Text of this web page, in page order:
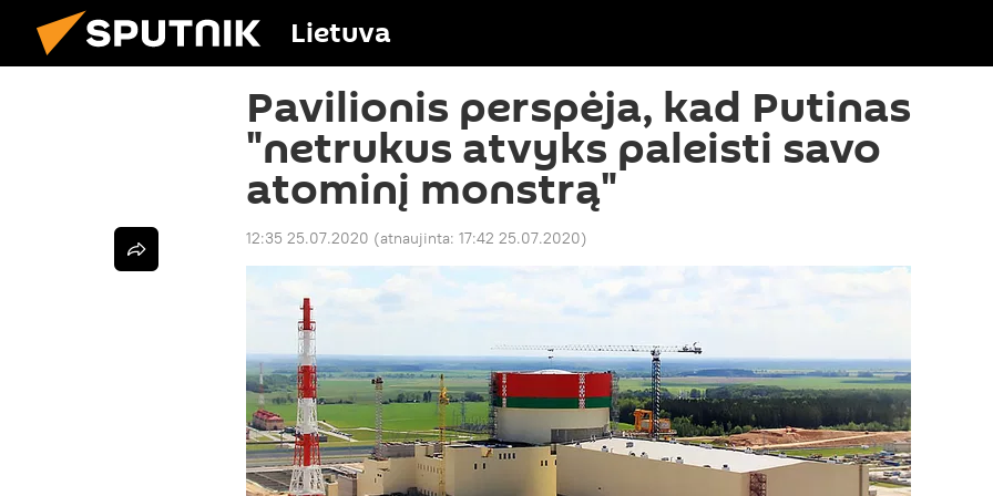
Lietuva
Pavilionis perspėja, kad Putinas
"netrukus atvyks paleisti savo
atominį monstrą"
12:35 25.07.2020 (atnaujinta: 17:42 25.07.2020)